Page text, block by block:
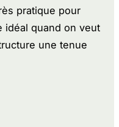
pratique pour
idéal quand on veut
une tenue